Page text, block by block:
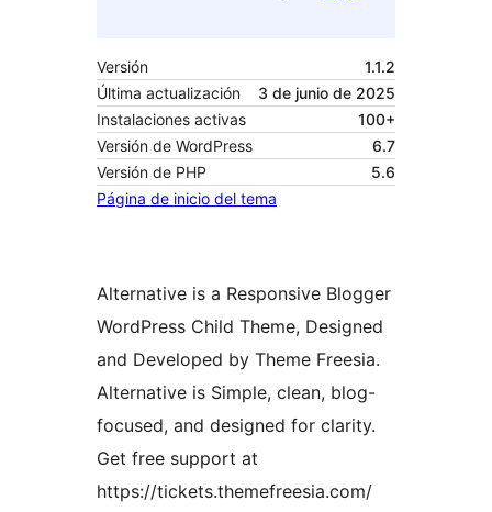
Versión
1.1.2
Última actualización
3 de junio de 2025
Instalaciones activas
100+
Versión de WordPress
6.7
Versión de PHP
5.6
Página de inicio del tema
Alternative is a Responsive Blogger
WordPress Child Theme, Designed
and Developed by Theme Freesia.
Alternative is Simple, clean, blog-
focused, and designed for clarity.
Get free support at
https://tickets.themefreesia.com/